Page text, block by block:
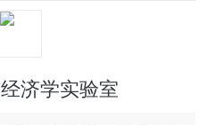
济学实验室